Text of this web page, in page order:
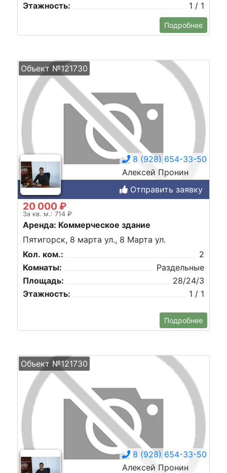
Этажность:
1 / 1
Подробнее
Объект №121730
8 (928) 654-33-50
Алексей Пронин
Отправить заявку
20 000 ₽
За кв. м.: 714 ₽
Аренда: Коммерческое здание
Пятигорск, 8 марта ул., 8 Марта ул.
Кол. ком.:
2
Комнаты:
Раздельные
Площадь:
28/24/3
Этажность:
1 / 1
Подробнее
Объект №121730
8 (928) 654-33-50
Алексей Пронин